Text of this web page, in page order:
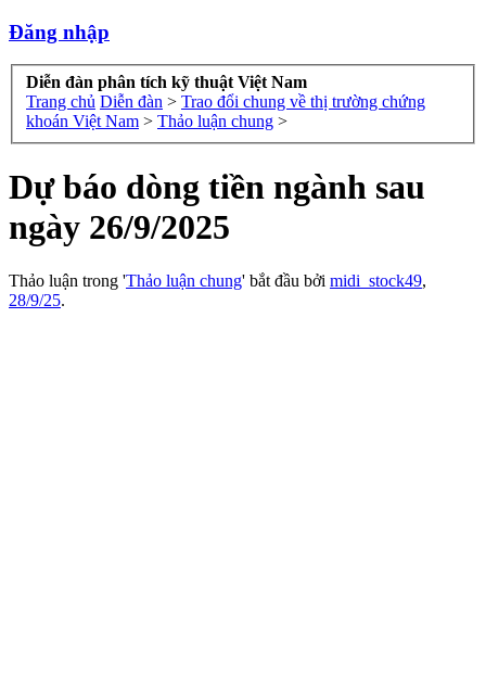
Đăng nhập
Diễn đàn phân tích kỹ thuật Việt Nam
Trang chủ Diễn đàn > Trao đổi chung về thị trường chứng
khoán Việt Nam > Thảo luận chung >
Dự báo dòng tiền ngành sau
ngày 26/9/2025
Thảo luận trong 'Thảo luận chung' bắt đầu bởi midi_stock49,
28/9/25.